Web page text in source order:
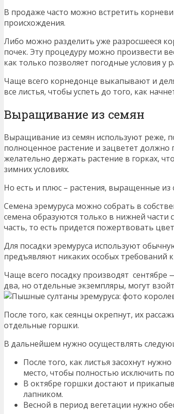
В продаже часто можно встретить
происхождения.
Либо можно разделить уже разросшееся
почек. Эту процедуру можно произвести
как только позволяет погодные условия у
Чаще всего корнедонце выкапывают и
все листья, чтобы успеть до того, как
Выращивание из семян
Выращивание из семян используют реже,
полноценное растение и зацветет
желательно держать растение в горках,
зимних условиях.
Но есть и плюс – растения, выращенные из
Семена эремуруса можно собрать в
семена образуются только в нижней
часть, то есть придется пожертвовать
Для посадки эремуруса используют
предъявляют никаких особых требований
Чаще всего посадку производят сентябре
два, но отдельные экземпляры, могут
После того, как сеянцы окрепнут, их
отдельные горшки.
В дальнейшем нужно осуществлять
После того, как листья засохнут
место, чтобы полностью исключить
В октябре горшки достают и
лапником.
Весной в период вегетации нужно